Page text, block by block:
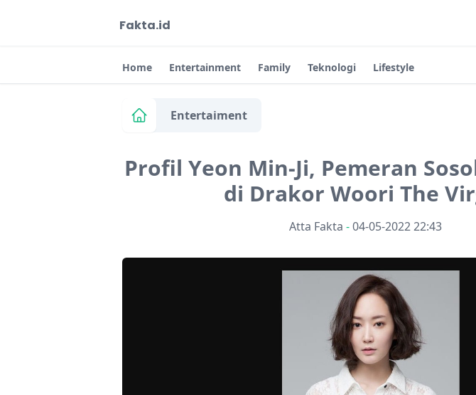
Fakta.id
Home Entertainment Family Teknologi Lifestyle
Entertaiment
Profil Yeon Min-Ji, Pemeran
di Drakor Woori The
Atta Fakta -04-05-2022 22:43